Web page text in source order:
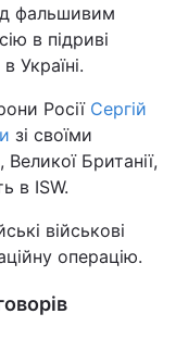
фальшивим
в підриві
Україні.
Росії Сергій
зі своїми
Британії,
в ISW.
військові
операцію.